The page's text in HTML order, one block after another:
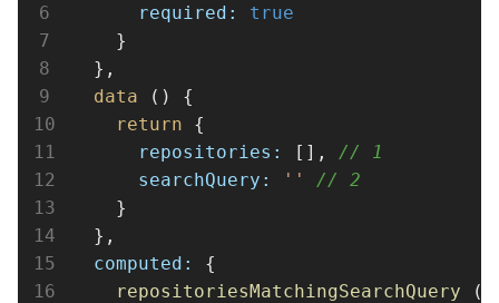
required :
true
    }
  },
data () {
return {
repositories : [], // 1
searchQuery : ''
// 2
    }
  },
computed :
{
repositoriesMatchingSearchQuery